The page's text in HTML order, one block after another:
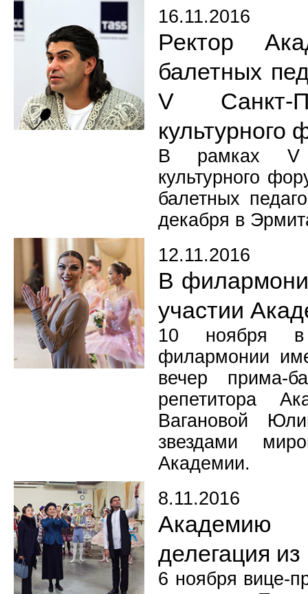
16.11.2016
Ректор
балетных
V Санкт-
культурного
В рамках V
культурного
балетных
декабря в
12.11.2016
В
участии
10 ноября в
филармонии
вечер прима-
репетитора
Вагановой
звездами
Академии.
8.11.2016
Академию
делегация из
6 ноября вице-